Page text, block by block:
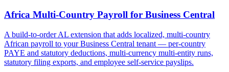
Africa Multi-Country Payroll for Business Central
A build-to-order AL extension that adds localized, multi-country
African payroll to your Business Central tenant — per-country
PAYE and statutory deductions, multi-currency multi-entity runs,
statutory filing exports, and employee self-service payslips.